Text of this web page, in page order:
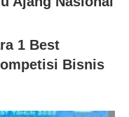
1 Best
Bisnis